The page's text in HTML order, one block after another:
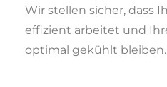
Wir stellen sicher, dass
effizient arbeitet und
optimal gekühlt bleiben.